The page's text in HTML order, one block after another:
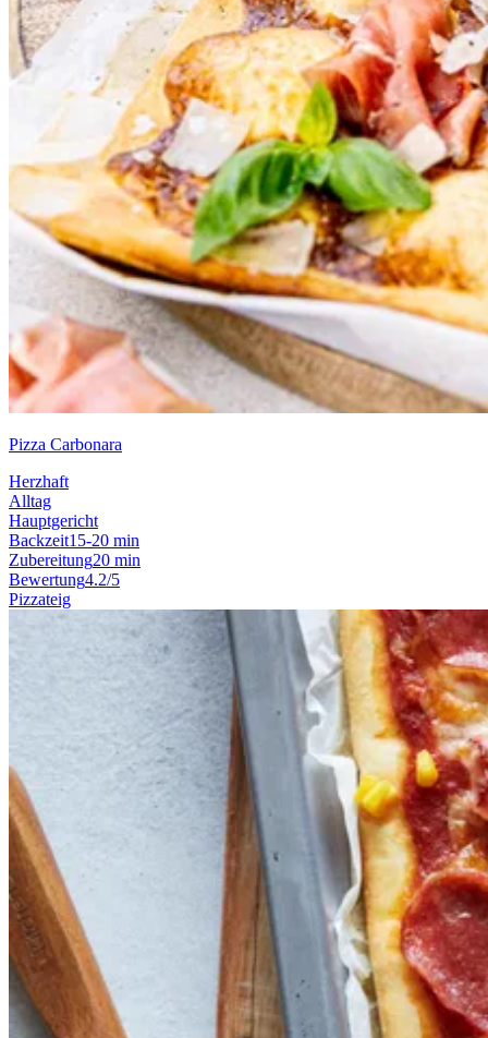
Pizza Carbonara
Herzhaft
Alltag
Hauptgericht
Backzeit15-20 min
Zubereitung20 min
Bewertung4.2/5
Pizzateig